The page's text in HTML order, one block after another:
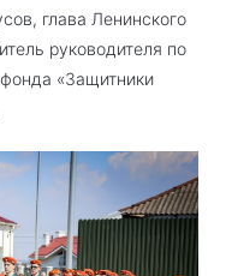
глава Ленинского
руководителя по
«Защитники